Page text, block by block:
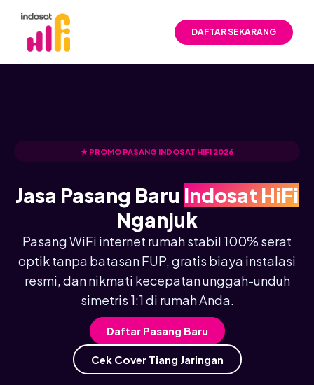
DAFTAR SEKARANG
★ PROMO PASANG INDOSAT HIFI 2026
Jasa Pasang Baru Indosat HiFi
Nganjuk
Pasang WiFi internet rumah stabil 100% serat
optik tanpa batasan FUP, gratis biaya instalasi
resmi, dan nikmati kecepatan unggah-unduh
simetris 1:1 di rumah Anda.
Daftar Pasang Baru
Cek Cover Tiang Jaringan